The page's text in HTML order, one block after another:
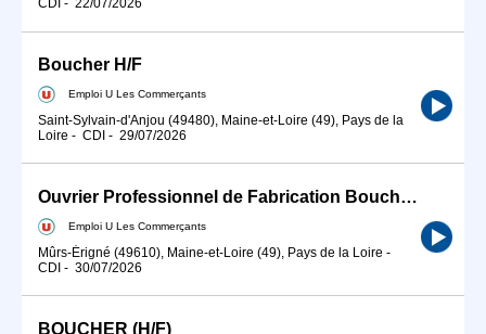
CDI - 22/07/2026
Boucher H/F
Emploi U Les Commerçants
Saint-Sylvain-d'Anjou (49480), Maine-et-Loire (49), Pays de la
Loire - CDI - 29/07/2026
Ouvrier Professionnel de Fabrication Boucher H/F
Emploi U Les Commerçants
Mûrs-Érigné (49610), Maine-et-Loire (49), Pays de la Loire -
CDI - 30/07/2026
BOUCHER (H/F)